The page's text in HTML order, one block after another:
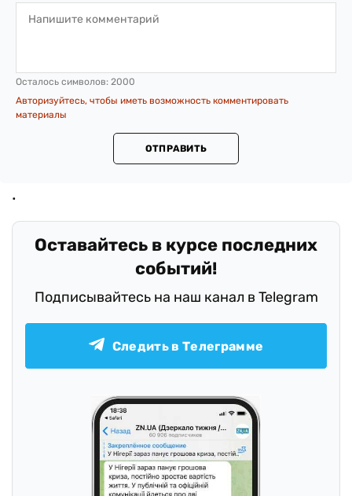
Осталось символов: 2000
Авторизуйтесь, чтобы иметь возможность комментировать
материалы
ОТПРАВИТЬ
Оставайтесь в курсе последних
событий!
Подписывайтесь на наш канал в Telegram
Следить в Телеграмме